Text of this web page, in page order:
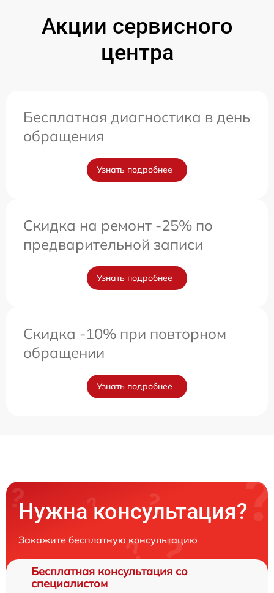
Акции сервисного
центра
Бесплатная диагностика в день
обращения
Узнать подробнее
Скидка на ремонт -25% по
предварительной записи
Узнать подробнее
Скидка -10% при повторном
обращении
Узнать подробнее
Нужна консультация?
Закажите бесплатную консультацию
Бесплатная консультация со
специалистом